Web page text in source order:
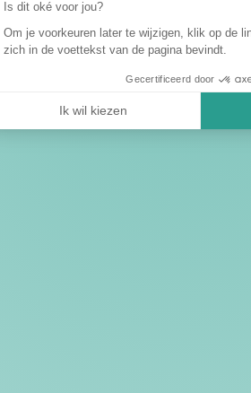
Is dit oké voor jou?
Om je voorkeuren later te wijzigen, klik op de
zich in de voettekst van de pagina bevindt.
Gecertificeerd door
Ik wil kiezen